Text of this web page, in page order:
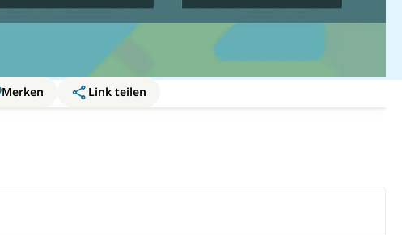
Merken
Link teilen